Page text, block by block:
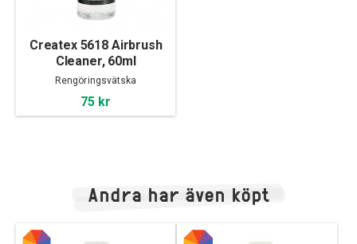
Createx 5618 Airbrush
Cleaner, 60ml
Rengöringsvätska
75 kr
Andra har även köpt